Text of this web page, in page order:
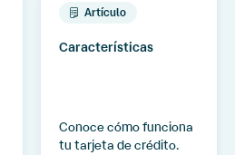
Artículo
Características
Conoce cómo funciona
tu tarjeta de crédito.